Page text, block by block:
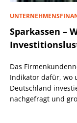
Sparkassen –
Das
Indikator dafür, wo
Deutschland
nachgefragt und